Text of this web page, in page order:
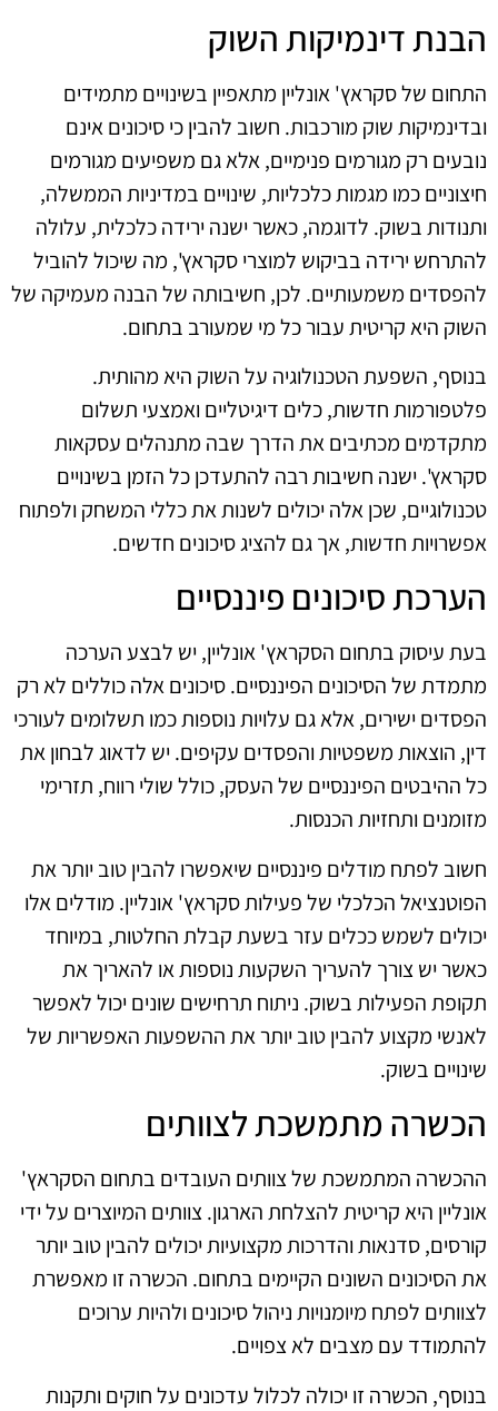
הבנת דינמיקות השוק
התחום של סקראץ' אונליין מתאפיין בשינויים מתמידים
ובדינמיקות שוק מורכבות. חשוב להבין כי סיכונים אינם
נובעים רק מגורמים פנימיים, אלא גם משפיעים מגורמים
חיצוניים כמו מגמות כלכליות, שינויים במדיניות הממשלה,
ותנודות בשוק. לדוגמה, כאשר ישנה ירידה כלכלית, עלולה
להתרחש ירידה בביקוש למוצרי סקראץ', מה שיכול להוביל
להפסדים משמעותיים. לכן, חשיבותה של הבנה מעמיקה של
השוק היא קריטית עבור כל מי שמעורב בתחום.
בנוסף, השפעת הטכנולוגיה על השוק היא מהותית.
פלטפורמות חדשות, כלים דיגיטליים ואמצעי תשלום
מתקדמים מכתיבים את הדרך שבה מתנהלים עסקאות
סקראץ'. ישנה חשיבות רבה להתעדכן כל הזמן בשינויים
טכנולוגיים, שכן אלה יכולים לשנות את כללי המשחק ולפתוח
אפשרויות חדשות, אך גם להציג סיכונים חדשים.
הערכת סיכונים פיננסיים
בעת עיסוק בתחום הסקראץ' אונליין, יש לבצע הערכה
מתמדת של הסיכונים הפיננסיים. סיכונים אלה כוללים לא רק
הפסדים ישירים, אלא גם עלויות נוספות כמו תשלומים לעורכי
דין, הוצאות משפטיות והפסדים עקיפים. יש לדאוג לבחון את
כל ההיבטים הפיננסיים של העסק, כולל שולי רווח, תזרימי
מזומנים ותחזיות הכנסות.
חשוב לפתח מודלים פיננסיים שיאפשרו להבין טוב יותר את
הפוטנציאל הכלכלי של פעילות סקראץ' אונליין. מודלים אלו
יכולים לשמש ככלים עזר בשעת קבלת החלטות, במיוחד
כאשר יש צורך להעריך השקעות נוספות או להאריך את
תקופת הפעילות בשוק. ניתוח תרחישים שונים יכול לאפשר
לאנשי מקצוע להבין טוב יותר את ההשפעות האפשריות של
שינויים בשוק.
הכשרה מתמשכת לצוותים
ההכשרה המתמשכת של צוותים העובדים בתחום הסקראץ'
אונליין היא קריטית להצלחת הארגון. צוותים המיוצרים על ידי
קורסים, סדנאות והדרכות מקצועיות יכולים להבין טוב יותר
את הסיכונים השונים הקיימים בתחום. הכשרה זו מאפשרת
לצוותים לפתח מיומנויות ניהול סיכונים ולהיות ערוכים
להתמודד עם מצבים לא צפויים.
בנוסף, הכשרה זו יכולה לכלול עדכונים על חוקים ותקנות